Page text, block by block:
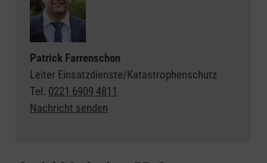
Patrick Farrenschon
Leiter Einsatzdienste/Katastrophenschutz
Tel. 0221 6909 4811
Nachricht senden